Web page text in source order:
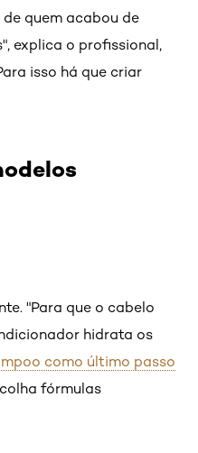
quem acabou de
explica o profissional,
isso há que criar
"Para que o cabelo
hidrata os
como último passo
fórmulas